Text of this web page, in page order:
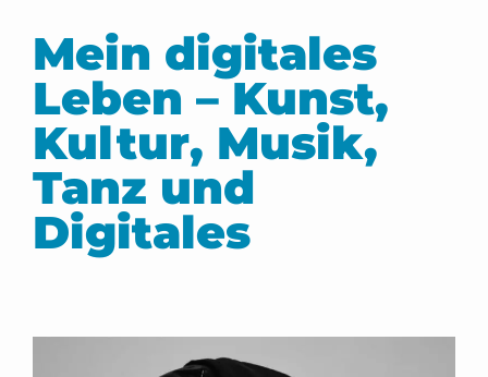
Mein digitales
Leben – Kunst,
Kultur, Musik,
Tanz und
Digitales